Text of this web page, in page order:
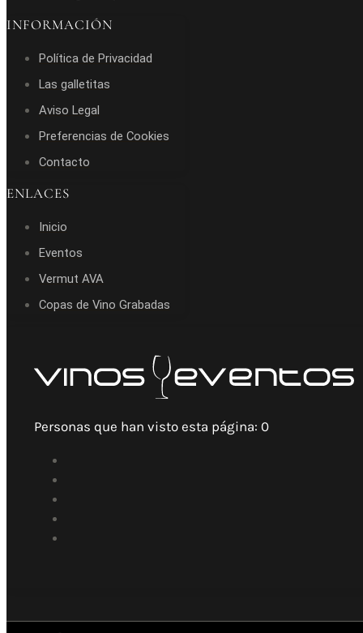
INFORMACIÓN
Política de Privacidad
Las galletitas
Aviso Legal
Preferencias de Cookies
Contacto
ENLACES
Inicio
Eventos
Vermut AVA
Copas de Vino Grabadas
Personas que han visto esta página: 0